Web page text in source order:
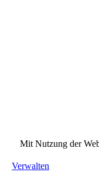
Mit Nutzung der
Verwalten